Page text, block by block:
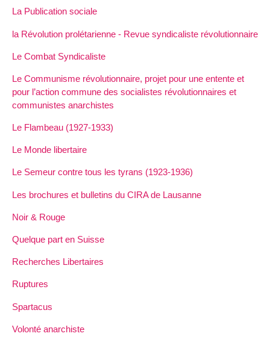
La Publication sociale
la Révolution prolétarienne - Revue syndicaliste révolutionnaire
Le Combat Syndicaliste
Le Communisme révolutionnaire, projet pour une entente et
pour l’action commune des socialistes révolutionnaires et
communistes anarchistes
Le Flambeau (1927-1933)
Le Monde libertaire
Le Semeur contre tous les tyrans (1923-1936)
Les brochures et bulletins du CIRA de Lausanne
Noir & Rouge
Quelque part en Suisse
Recherches Libertaires
Ruptures
Spartacus
Volonté anarchiste